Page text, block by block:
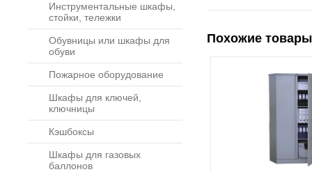
Инструментальные шкафы,
стойки, тележки
Обувницы или шкафы для
обуви
Пожарное оборудование
Шкафы для ключей,
ключницы
Кэшбоксы
Шкафы для газовых
баллонов
Похожие